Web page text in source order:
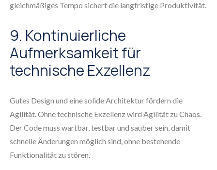
gleichmäßiges Tempo sichert die langfristige Produktivität.
9. Kontinuierliche
Aufmerksamkeit für
technische Exzellenz
Gutes Design und eine solide Architektur fördern die
Agilität. Ohne technische Exzellenz wird Agilität zu Chaos.
Der Code muss wartbar, testbar und sauber sein, damit
schnelle Änderungen möglich sind, ohne bestehende
Funktionalität zu stören.